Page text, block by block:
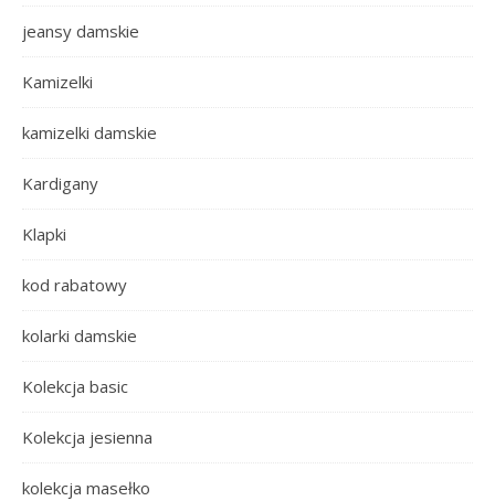
jeansy damskie
Kamizelki
kamizelki damskie
Kardigany
Klapki
kod rabatowy
kolarki damskie
Kolekcja basic
Kolekcja jesienna
kolekcja masełko